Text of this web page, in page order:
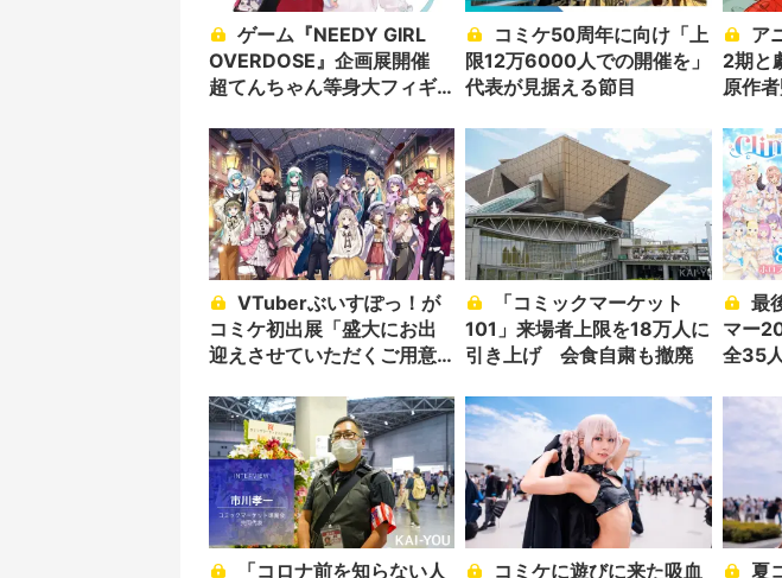
OVERDOSE』企画展開催
超てんちゃん等身大フィギ
限12万6000人での開催を」
代表が見据える節目
2期と
原作
コミケ初出展「盛大にお出
迎えさせていただくご用意
101」来場者上限を18万人に
引き上げ 会食自粛も撤廃
マー
全35